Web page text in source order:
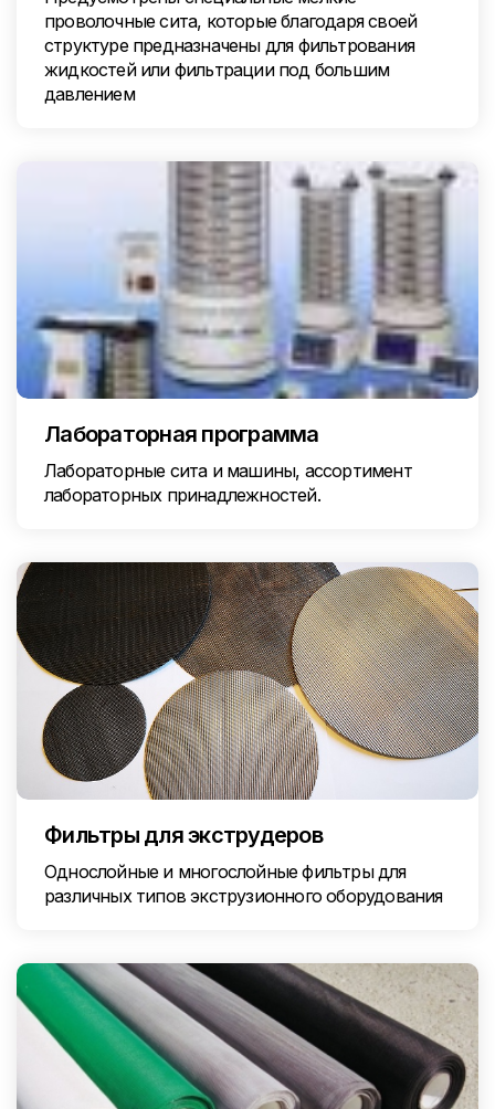
проволочные сита, которые благодаря своей
структуре предназначены для фильтрования
жидкостей или фильтрации под большим
давлением
Лабораторная программа
Лабораторные сита и машины, ассортимент
лабораторных принадлежностей.
Фильтры для экструдеров
Однослойные и многослойные фильтры для
различных типов экструзионного оборудования